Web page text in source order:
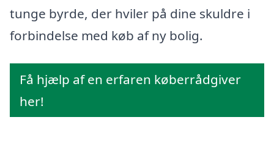
tunge byrde, der hviler på dine skuldre i
forbindelse med køb af ny bolig.
Få hjælp af en erfaren køberrådgiver
her!